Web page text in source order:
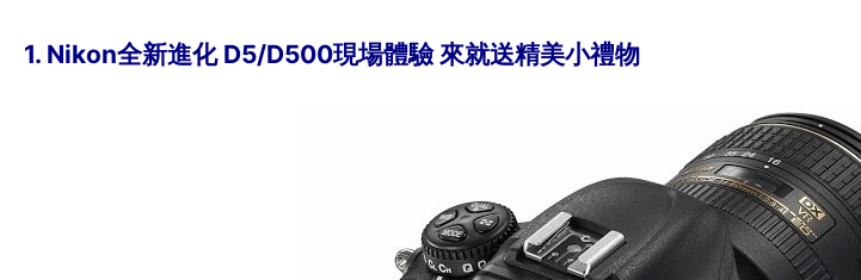
1. Nikon全新進化 D5/D500現場體驗 來就送精美小禮物